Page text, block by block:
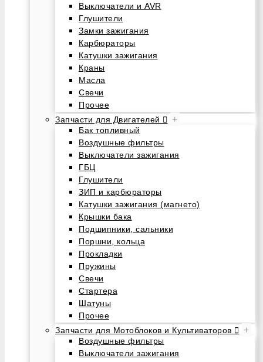
Выключатели и AVR
Глушители
Замки зажигания
Карбюраторы
Катушки зажигания
Краны
Масла
Свечи
Прочее
Запчасти для Двигателей
+
Бак топливный
Воздушные фильтры
Выключатели зажигания
ГБЦ
Глушители
ЗИП и карбюраторы
Катушки зажигания (магнето)
Крышки бака
Подшипники, сальники
Поршни, кольца
Прокладки
Пружины
Свечи
Стартера
Шатуны
Прочее
Запчасти для Мотоблоков и Культиваторов
+
Воздушные фильтры
Выключатели зажигания